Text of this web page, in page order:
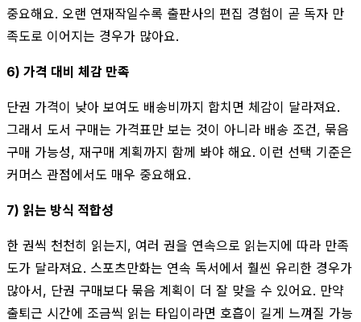
중요해요. 오랜 연재작일수록 출판사의 편집 경험이 곧 독자 만
족도로 이어지는 경우가 많아요.
6) 가격 대비 체감 만족
단권 가격이 낮아 보여도 배송비까지 합치면 체감이 달라져요.
그래서 도서 구매는 가격표만 보는 것이 아니라 배송 조건, 묶음
구매 가능성, 재구매 계획까지 함께 봐야 해요. 이런 선택 기준은
커머스 관점에서도 매우 중요해요.
7) 읽는 방식 적합성
한 권씩 천천히 읽는지, 여러 권을 연속으로 읽는지에 따라 만족
도가 달라져요. 스포츠만화는 연속 독서에서 훨씬 유리한 경우가
많아서, 단권 구매보다 묶음 계획이 더 잘 맞을 수 있어요. 만약
출퇴근 시간에 조금씩 읽는 타입이라면 호흡이 길게 느껴질 가능